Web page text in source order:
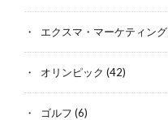
エクスマ・マーケティング
オリンピック (42)
ゴルフ (6)